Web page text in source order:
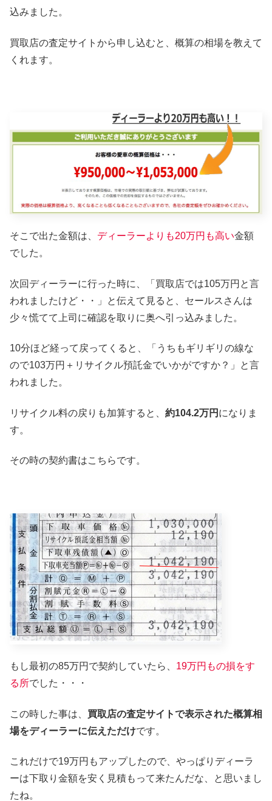
込みました。
買取店の査定サイトから申し込むと、概算の相場を教えて
くれます。
そこで出た金額は、 ディーラーよりも20万円も高い金額
でした。
次回ディーラーに行った時に、「買取店では105万円と言
われましたけど・・」と伝えて見ると、セールスさんは
少々慌てて上司に確認を取りに奥へ引っ込みました。
10分ほど経って戻ってくると、「うちもギリギリの線な
ので103万円＋リサイクル預託金でいかがですか？」と言
われました。
リサイクル料の戻りも加算すると、 約104.2万円 になりま
す。
その時の契約書はこちらです。
もし最初の85万円で契約していたら、 19万円もの損をす
る所でした・・・
この時した事は、 買取店の査定サイトで表示された概算相
場をディーラーに伝えただけです。
これだけで19万円もアップしたので、やっぱりディーラ
ーは下取り金額を安く見積もって来たんだな、と思いまし
たね。